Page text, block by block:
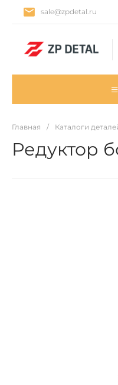
sale@zpdetal.ru
Главная / Каталоги
Редуктор